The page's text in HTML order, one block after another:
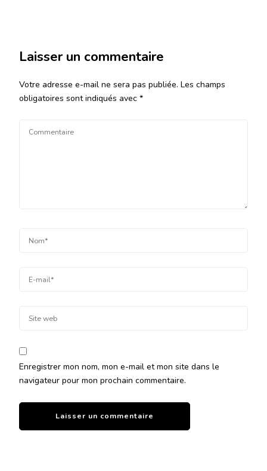
Laisser un commentaire
Votre adresse e-mail ne sera pas publiée. Les champs
obligatoires sont indiqués avec *
Enregistrer mon nom, mon e-mail et mon site dans le
navigateur pour mon prochain commentaire.